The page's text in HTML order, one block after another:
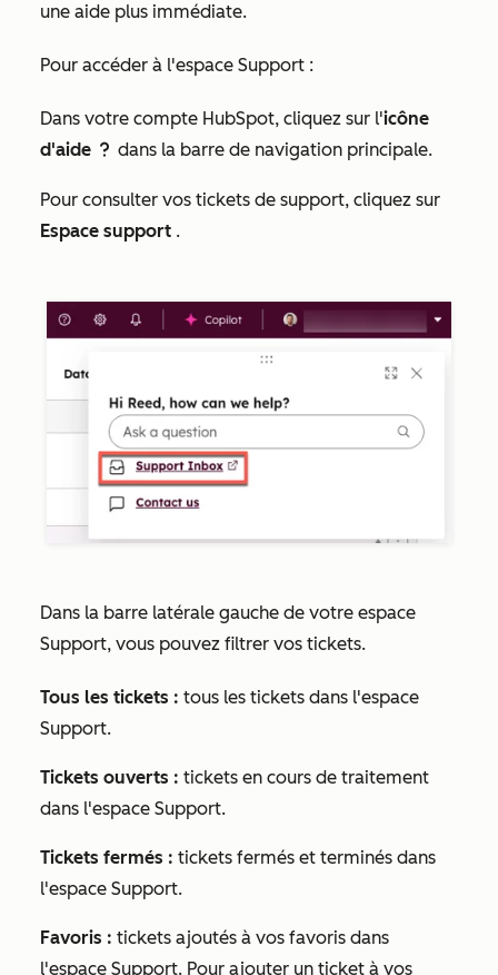
une aide plus immédiate.
Pour accéder à l'espace Support :
Dans votre compte HubSpot, cliquez sur l'icône
d'aide question dans la barre de navigation principale.
Pour consulter vos tickets de support, cliquez sur
Espace support .
Dans la barre latérale gauche de votre espace
Support, vous pouvez filtrer vos tickets.
Tous les tickets : tous les tickets dans l'espace
Support.
Tickets ouverts : tickets en cours de traitement
dans l'espace Support.
Tickets fermés : tickets fermés et terminés dans
l'espace Support.
Favoris : tickets ajoutés à vos favoris dans
l'espace Support. Pour ajouter un ticket à vos